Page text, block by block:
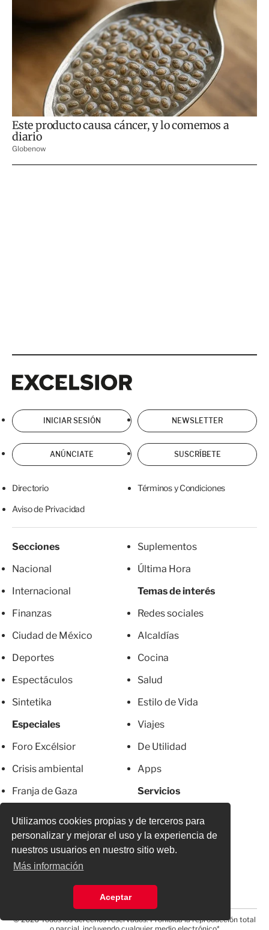
Utilizamos cookies propias y de terceros para
personalizar y mejorar el uso y la experiencia de
nuestros usuarios en nuestro sitio web.
Más información
Aceptar
INICIAR SESIÓN NEWSLETTER
ANÚNCIATE SUSCRÍBETE
Directorio Términos y Condiciones
Aviso de Privacidad
Secciones
Nacional
Internacional
Finanzas
Ciudad de México
Deportes
Espectáculos
Sintetika
Especiales
Foro Excélsior
Crisis ambiental
Franja de Gaza
El Chapo
Suplementos
Última Hora
Temas de interés
Redes sociales
Alcaldías
Cocina
Salud
Estilo de Vida
Viajes
De Utilidad
Apps
Servicios
Anúnciate
© 2026 Todos los derechos reservados. Prohibida la reproducción total